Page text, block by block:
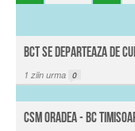
BCT se departeaza de
1 ziin urma 0
CSM Oradea - BC